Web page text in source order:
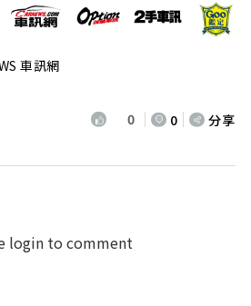
車訊網
0 0 分享
login to comment